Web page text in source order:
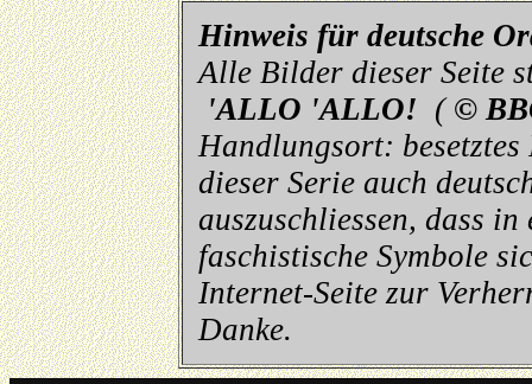
Hinweis für deutsche
Alle Bilder dieser Seite
'ALLO 'ALLO! ( ©
Handlungsort:
dieser Serie auch
auszuschliessen, dass in
faschistische Symbole
Internet-Seite zur
Danke.